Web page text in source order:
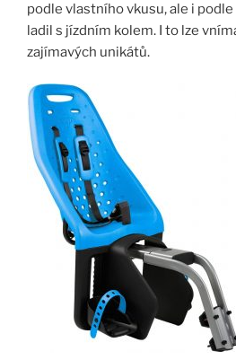
podle vlastního vkusu, ale i
ladil s jízdním kolem. I to lze
zajímavých unikátů.